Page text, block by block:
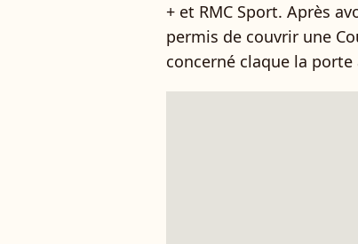
+ et RMC Sport. Après
permis de couvrir une
concerné claque la